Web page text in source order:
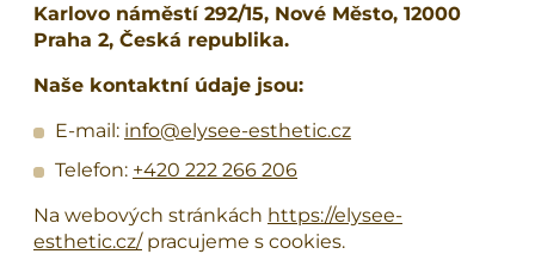
Karlovo náměstí 292/15, Nové Město, 12000
Praha 2, Česká republika.
Naše kontaktní údaje jsou:
E-mail: info@elysee-esthetic.cz
Telefon: +420 222 266 206
Na webových stránkách https://elysee-
esthetic.cz/pracujeme s cookies.